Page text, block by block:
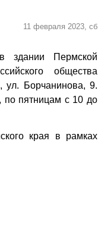
11 февраля 2023, сб
здании Пермской
общества
ул. Борчанинова, 9.
по пятницам с 10 до
края в рамках